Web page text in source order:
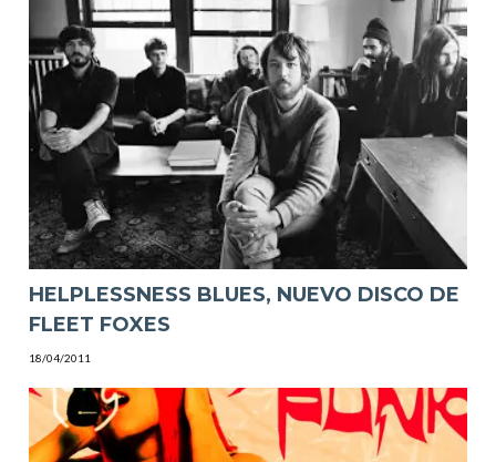
HELPLESSNESS BLUES, NUEVO DISCO DE
18/04/2011